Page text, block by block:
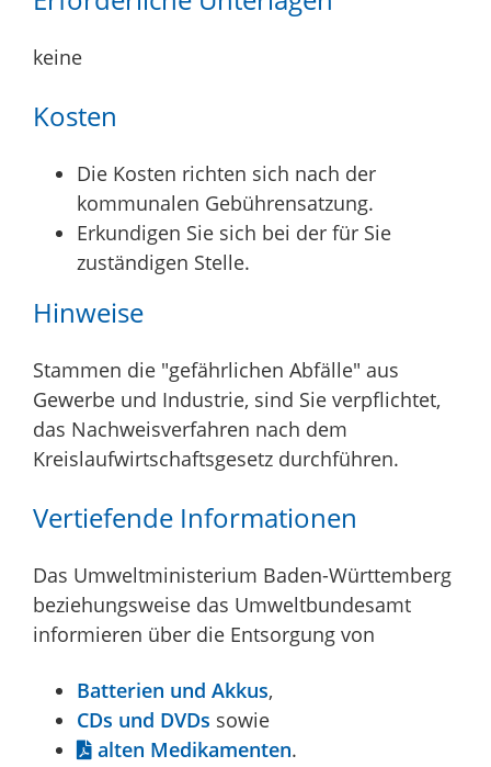
keine
Kosten
Die Kosten richten sich nach der
kommunalen Gebührensatzung.
Erkundigen Sie sich bei der für Sie
zuständigen Stelle.
Hinweise
Stammen die "gefährlichen Abfälle" aus
Gewerbe und Industrie, sind Sie verpflichtet,
das Nachweisverfahren nach dem
Kreislaufwirtschaftsgesetz durchführen.
Vertiefende Informationen
Das Umweltministerium Baden-Württemberg
beziehungsweise das Umweltbundesamt
informieren über die Entsorgung von
Batterien und Akkus,
CDs und DVDs sowie
alten Medikamenten.